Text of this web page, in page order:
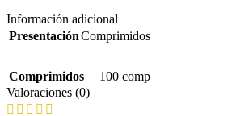
Información adicional
PresentaciónComprimidos
Comprimidos
100 comp
Valoraciones (0)